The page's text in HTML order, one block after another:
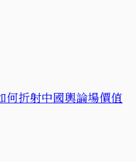
何折射中國輿論場價值